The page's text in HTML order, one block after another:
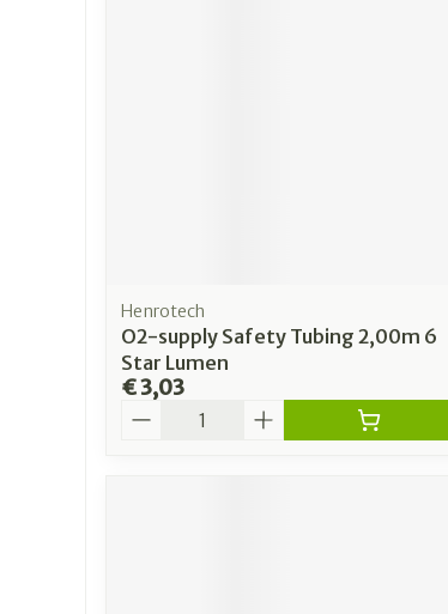
Henrotech
O2-supply Safety Tubing 2,00m 6
Star Lumen
€ 3,03